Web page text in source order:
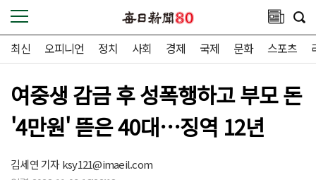
최신 오피니언 정치 사회 경제 국제 문화 스포츠
여중생 감금 후 성폭행하고 부모 돈
'4만원' 뜯은 40대…징역 12년
김세연 기자ksy121@imaeil.com